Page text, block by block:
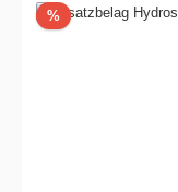
%Rabatt